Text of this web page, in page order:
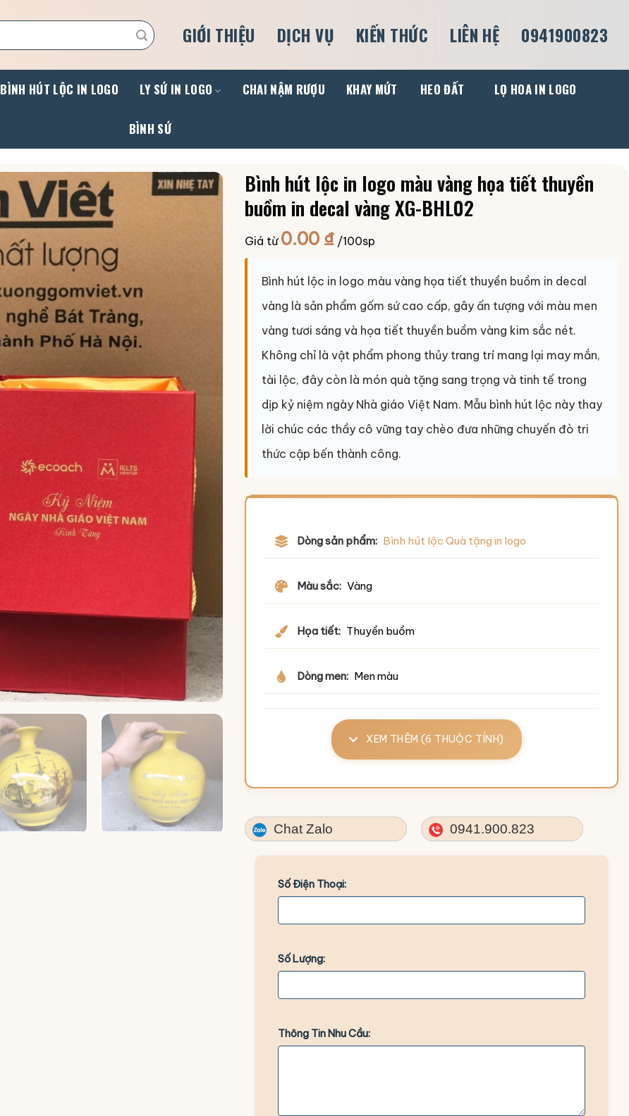
GIỚI THIỆU DỊCH VỤ KIẾN THỨC LIÊN HỆ 0941900823
BÌNH HÚT LỘC IN LOGO LY SỨ IN LOGO CHAI NẬM RƯỢU KHAY MỨT HEO ĐẤT LỌ HOA IN LOGO
BÌNH SỨ
Bình hút lộc in logo màu vàng họa tiết thuyền
buồm in decal vàng XG-BHL02
Giá từ 0.00 ₫ /100sp
Bình hút lộc in logo màu vàng họa tiết thuyền buồm in decal
vàng là sản phẩm gốm sứ cao cấp, gây ấn tượng với màu men
vàng tươi sáng và họa tiết thuyền buồm vàng kim sắc nét.
Không chỉ là vật phẩm phong thủy trang trí mang lại may mắn,
tài lộc, đây còn là món quà tặng sang trọng và tinh tế trong
dịp kỷ niệm ngày Nhà giáo Việt Nam. Mẫu bình hút lộc này thay
lời chúc các thầy cô vững tay chèo đưa những chuyến đò tri
thức cập bến thành công.
Dòng sản phẩm: Bình hút lộc Quà tặng in logo
Màu sắc: Vàng
Họa tiết: Thuyền buồm
Dòng men: Men màu
XEM THÊM (6 THUỘC TÍNH)
Chat Zalo 0941.900.823
Số Điện Thoại:
Số Lượng:
Thông Tin Nhu Cầu: